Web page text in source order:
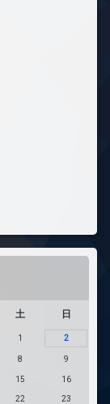
土 日
1 2
8 9
15 16
22 23